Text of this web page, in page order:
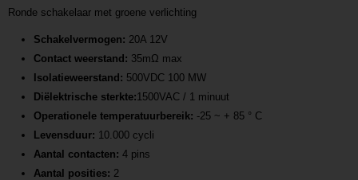
Productcode leverancier
Ronde schakelaar met groene verlichting
Schakelvermogen: 20A 12V
Contact weerstand: 35mΩ max
Isolatieweerstand: 500VDC 100 MW
Diëlektrische sterkte:1500VAC / 1 minuut
Operationele temperatuurbereik: -25 ~ + 85 ° C
Levensduur: 10.000 cycli
Aantal contacten: 4 pins
Aantal posities: 2